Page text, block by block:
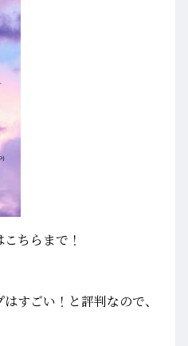
ちらまで！
すごい！と評判なので、